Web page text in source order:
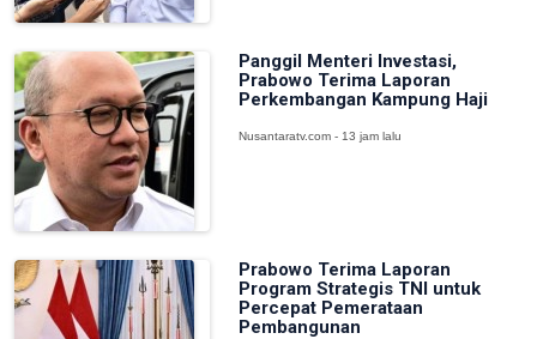
Panggil Menteri Investasi,
Prabowo Terima Laporan
Perkembangan Kampung Haji
Nusantaratv.com - 13 jam lalu
Prabowo Terima Laporan
Program Strategis TNI untuk
Percepat Pemerataan
Pembangunan